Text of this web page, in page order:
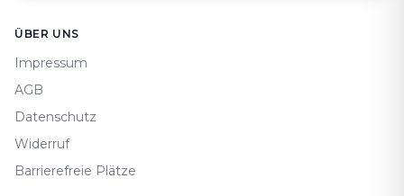
ÜBER UNS
Impressum
AGB
Datenschutz
Widerruf
Barrierefreie Plätze